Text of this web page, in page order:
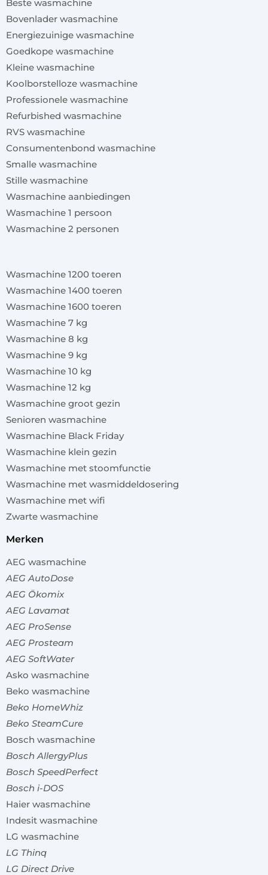
Beste wasmachine
Bovenlader wasmachine
Energiezuinige wasmachine
Goedkope wasmachine
Kleine wasmachine
Koolborstelloze wasmachine
Professionele wasmachine
Refurbished wasmachine
RVS wasmachine
Consumentenbond wasmachine
Smalle wasmachine
Stille wasmachine
Wasmachine aanbiedingen
Wasmachine 1 persoon
Wasmachine 2 personen
Wasmachine 1200 toeren
Wasmachine 1400 toeren
Wasmachine 1600 toeren
Wasmachine 7 kg
Wasmachine 8 kg
Wasmachine 9 kg
Wasmachine 10 kg
Wasmachine 12 kg
Wasmachine groot gezin
Senioren wasmachine
Wasmachine Black Friday
Wasmachine klein gezin
Wasmachine met stoomfunctie
Wasmachine met wasmiddeldosering
Wasmachine met wifi
Zwarte wasmachine
merken
AEG wasmachine
AEG AutoDose
AEG Ökomix
AEG Lavamat
AEG ProSense
AEG Prosteam
AEG SoftWater
Asko wasmachine
Beko wasmachine
Beko HomeWhiz
Beko SteamCure
Bosch wasmachine
Bosch AllergyPlus
Bosch SpeedPerfect
Bosch i-DOS
Haier wasmachine
Indesit wasmachine
LG wasmachine
LG Thinq
LG Direct Drive